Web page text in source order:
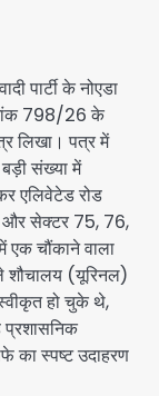
पार्टी के नोएडा
798/26 के
लिखा। पत्र में
संख्या में
एलिवेटेड रोड
और सेक्टर 75, 76,
एक चौंकाने वाला
शौचालय (यूरिनल)
हो चुके थे,
प्रशासनिक
का स्पष्ट उदाहरण